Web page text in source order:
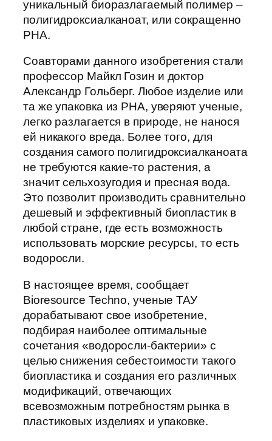
уникальный биоразлагаемый полимер –
полигидроксиалканоат, или сокращенно
PHA.
Соавторами данного изобретения стали
профессор Майкл Гозин и доктор
Александр Гольберг. Любое изделие или
та же упаковка из PHA, уверяют ученые,
легко разлагается в природе, не нанося
ей никакого вреда. Более того, для
создания самого полигидроксиалканоата
не требуются какие-то растения, а
значит сельхозугодия и пресная вода.
Это позволит производить сравнительно
дешевый и эффективный биопластик в
любой стране, где есть возможность
использовать морские ресурсы, то есть
водоросли.
В настоящее время, сообщает
Bioresource Techno, ученые ТАУ
дорабатывают свое изобретение,
подбирая наиболее оптимальные
сочетания «водоросли-бактерии» с
целью снижения себестоимости такого
биопластика и создания его различных
модификаций, отвечающих
всевозможным потребностям рынка в
пластиковых изделиях и упаковке.